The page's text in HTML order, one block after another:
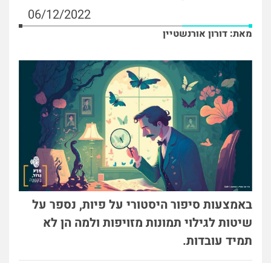
06/12/2022
מאת: דורון אורנשטיין
באמצעות סיפור היסטורי על פיות, נספר על
שיטות לגילוי תמונות מזויפות ולמה הן לא
תמיד עובדות.